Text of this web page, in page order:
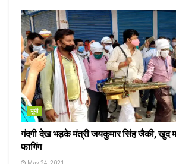
यूपी
गंदगी देख भड़के मंत्री जयकुमार सिंह जैकी, खुद
फागिंग